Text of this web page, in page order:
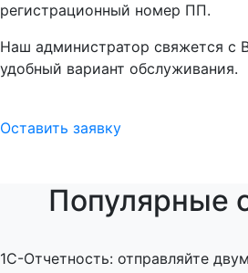
регистрационный номер ПП.
Наш администратор свяжется с
удобный вариант обслуживания.
Оставить заявку
Популярные
1C-Отчетность: отправляйте